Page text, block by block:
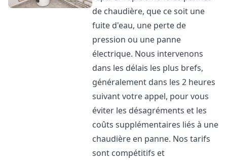
de chaudière, que ce soit une
fuite d'eau, une perte de
pression ou une panne
électrique. Nous intervenons
dans les délais les plus brefs,
généralement dans les 2 heures
suivant votre appel, pour vous
éviter les désagréments et les
coûts supplémentaires liés à une
chaudière en panne. Nos tarifs
sont compétitifs et